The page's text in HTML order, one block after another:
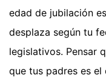
edad de jubilación
desplaza según tu
legislativos. Pensar
que tus padres es